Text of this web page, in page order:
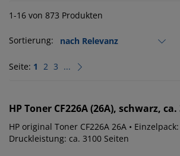
1-16 von 873 Produkten
Sortierung:
Seite: 1 2 3 ...
HPToner CF226A (26A), schwarz,
HP original Toner CF226A 26A •
Druckleistung: ca. 3100 Seiten